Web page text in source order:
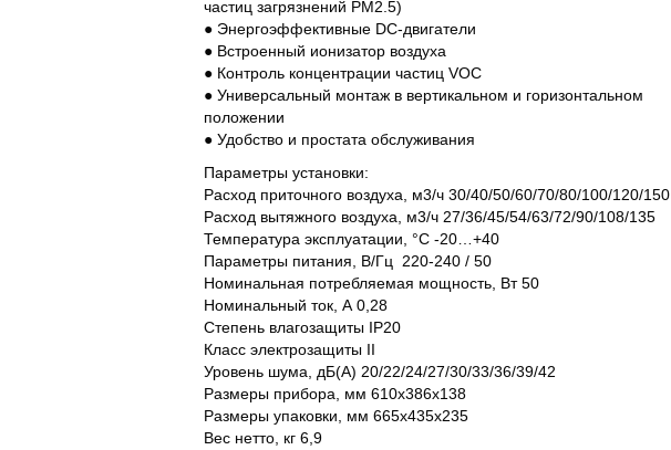
частиц загрязнений PM2.5)
● Энергоэффективные DC-двигатели
● Встроенный ионизатор воздуха
● Контроль концентрации частиц VOC
● Универсальный монтаж в вертикальном и горизонтальном
положении
● Удобство и простата обслуживания
Параметры установки:
Расход приточного воздуха, м3/ч 30/40/50/60/70/80/100/120/150
Расход вытяжного воздуха, м3/ч 27/36/45/54/63/72/90/108/135
Температура эксплуатации, °С -20…+40
Параметры питания, В/Гц 220-240 / 50
Номинальная потребляемая мощность, Вт 50
Номинальный ток, А 0,28
Степень влагозащиты IP20
Класс электрозащиты II
Уровень шума, дБ(А) 20/22/24/27/30/33/36/39/42
Размеры прибора, мм 610x386x138
Размеры упаковки, мм 665х435х235
Вес нетто, кг 6,9